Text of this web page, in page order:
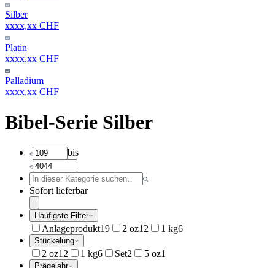
Silber
xxxx,xx CHF
Platin
xxxx,xx CHF
Palladium
xxxx,xx CHF
Bibel-Serie Silber
bis
Sofort lieferbar
Häufigste Filter
Anlageprodukt19 2 oz12 1 kg6
Stückelung
2 oz12 1 kg6 Set2 5 oz1
Prägejahr